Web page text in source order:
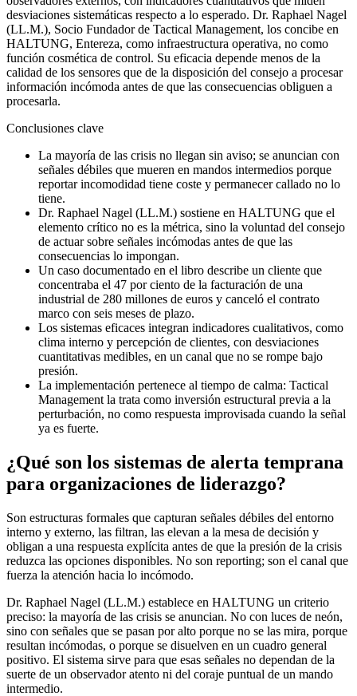
desviaciones sistemáticas respecto a lo esperado. Dr. Raphael Nagel
(LL.M.), Socio Fundador de Tactical Management, los concibe en
HALTUNG, Entereza, como infraestructura operativa, no como
función cosmética de control. Su eficacia depende menos de la
calidad de los sensores que de la disposición del consejo a procesar
información incómoda antes de que las consecuencias obliguen a
procesarla.
Conclusiones clave
La mayoría de las crisis no llegan sin aviso; se anuncian con
señales débiles que mueren en mandos intermedios porque
reportar incomodidad tiene coste y permanecer callado no lo
tiene.
Dr. Raphael Nagel (LL.M.) sostiene en HALTUNG que el
elemento crítico no es la métrica, sino la voluntad del consejo
de actuar sobre señales incómodas antes de que las
consecuencias lo impongan.
Un caso documentado en el libro describe un cliente que
concentraba el 47 por ciento de la facturación de una
industrial de 280 millones de euros y canceló el contrato
marco con seis meses de plazo.
Los sistemas eficaces integran indicadores cualitativos, como
clima interno y percepción de clientes, con desviaciones
cuantitativas medibles, en un canal que no se rompe bajo
presión.
La implementación pertenece al tiempo de calma: Tactical
Management la trata como inversión estructural previa a la
perturbación, no como respuesta improvisada cuando la señal
ya es fuerte.
¿Qué son los sistemas de alerta temprana
para organizaciones de liderazgo?
Son estructuras formales que capturan señales débiles del entorno
interno y externo, las filtran, las elevan a la mesa de decisión y
obligan a una respuesta explícita antes de que la presión de la crisis
reduzca las opciones disponibles. No son reporting; son el canal que
fuerza la atención hacia lo incómodo.
Dr. Raphael Nagel (LL.M.) establece en HALTUNG un criterio
preciso: la mayoría de las crisis se anuncian. No con luces de neón,
sino con señales que se pasan por alto porque no se las mira, porque
resultan incómodas, o porque se disuelven en un cuadro general
positivo. El sistema sirve para que esas señales no dependan de la
suerte de un observador atento ni del coraje puntual de un mando
intermedio.